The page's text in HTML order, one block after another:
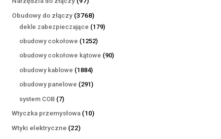
produktów
Obudowy do złączy 37683768
produktów
dekle zabezpieczające 179179
obudowy cokołowe 12521252
produkty
obudowy cokołowe kątowe 9090
obudowy kablowe 18841884
produkty
obudowy panelowe 291291
system COB 77
produktów
Wtyczka przemysłowa 1010
Wtyki elektryczne 2222